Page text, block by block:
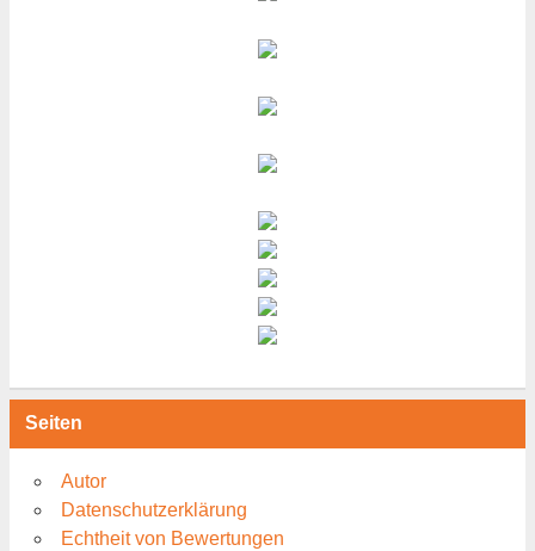
Seiten
Autor
Datenschutzerklärung
Echtheit von Bewertungen